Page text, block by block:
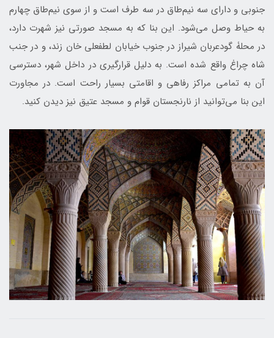
جنوبی و دارای سه نیم‌طاق در سه طرف است و از سوی نیم‌طاق چهارم
به حیاط وصل می‌شود. این بنا که به مسجد صورتی نیز شهرت دارد،
در محلۀ گودعربان شیراز در جنوب خیابان لطفعلی خان زند، و در جنب
شاه چراغ واقع شده است. به دلیل قرارگیری در داخل شهر، دسترسی
آن به تمامی مراکز رفاهی و اقامتی بسیار راحت است. در مجاورت
این بنا می‌توانید از نارنجستان قوام و مسجد عتیق نیز دیدن کنید.